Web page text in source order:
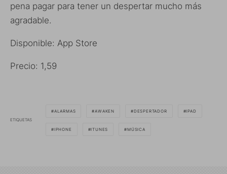
pena pagar para tener un despertar mucho más
agradable.
Disponible: App Store
Precio: 1,59
ETIQUETAS
ALARMAS AWAKEN DESPERTADOR IPAD
IPHONE ITUNES MÚSICA